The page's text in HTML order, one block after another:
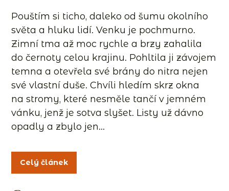
Pouštím si ticho, daleko od šumu okolního
světa a hluku lidí. Venku je pochmurno.
Zimní tma až moc rychle a brzy zahalila
do černoty celou krajinu. Pohltila ji závojem
temna a otevřela své brány do nitra nejen
své vlastní duše. Chvíli hledím skrz okna
na stromy, které nesměle tančí v jemném
vánku, jenž je sotva slyšet. Listy už dávno
opadly a zbylo jen...
Celý článek